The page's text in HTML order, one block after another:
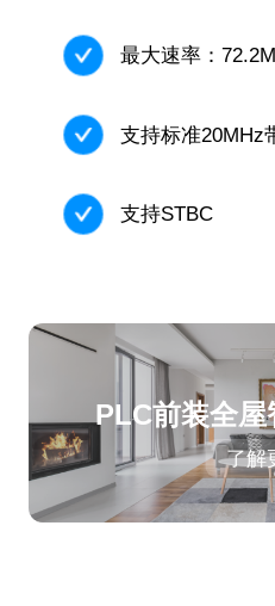
最大速率：
支持标准20MHz
支持STBC
PLC前装全
了解